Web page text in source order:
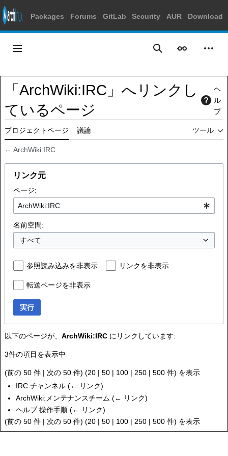
Packages Forums GitLab Security AUR Download
ッ
プ
メインメニュー 検索 表示 個人
「ArchWiki:IRC」へリンクし
ているページ
ヘ
ル
プ
プロジェクトページ 議論 ツール
← ArchWiki:IRC
リンク元
ページ:
名前空間:
すべて
参照読み込みを非表示 リンクを非表示
転送ページを非表示
実行
以下のページが、 ArchWiki:IRC にリンクしています:
3件の項目を表示中
(前の 50 件 | 次の 50 件) (20 | 50 | 100 | 250 | 500 件) を表示
IRC チャンネル (← リンク)
ArchWiki:メンテナンスチーム (← リンク)
ヘルプ:操作手順 (← リンク)
(前の 50 件 | 次の 50 件) (20 | 50 | 100 | 250 | 500 件) を表示